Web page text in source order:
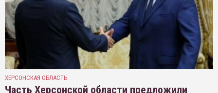
ХЕРСОНСКАЯ ОБЛАСТЬ
Часть Херсонской области предложили